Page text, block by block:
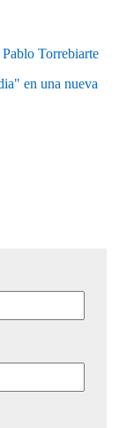
Torrebiarte
en una nueva